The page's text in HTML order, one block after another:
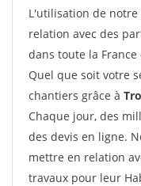
L'utilisation de
relation avec des
dans toute la
Quel que soit votre
chantiers grâce à
Chaque jour, des
des devis en ligne.
mettre en relation
travaux pour leur